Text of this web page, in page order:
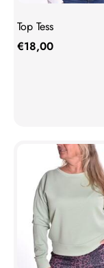
Top Tess
€18,00